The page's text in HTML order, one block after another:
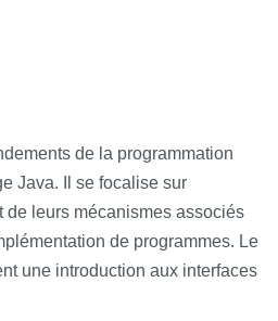
de la programmation
Java. Il se focalise sur
de leurs mécanismes associés
de programmes. Le
une introduction aux interfaces